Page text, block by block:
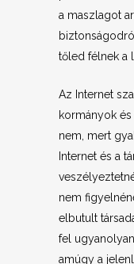
a maszlagot
tőled félnek a
Az Internet
kormányok
nem, mert
Internet és a
nem
elbutult
fel
amúgy a